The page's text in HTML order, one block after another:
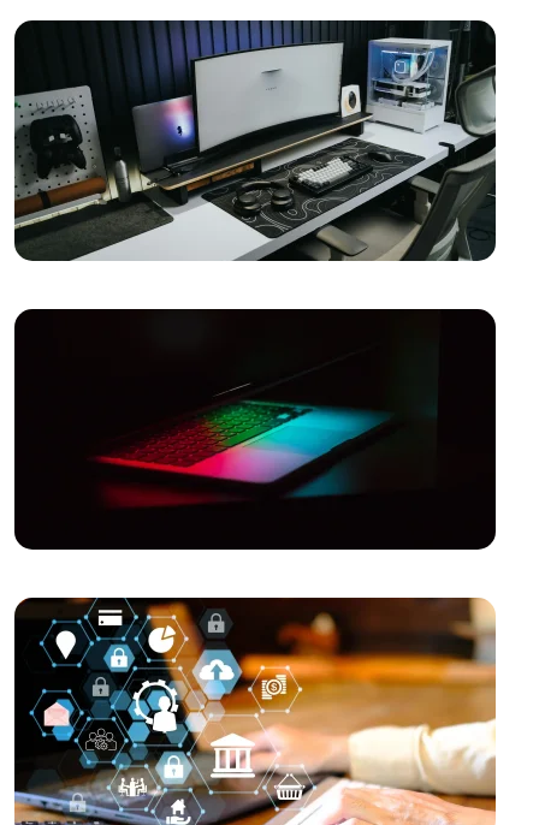
Kinojo Terapisi Uzmanı Web Sitesi Tasarımı: Başarılı
Bir Online İmaj Oluşturmanın Yolları!
Etkinlik Organizasyon Web Sitesi Tasarımı: Sıradışı ve
Etkileyici Projeler İçin Profesyonel Çözümler!
Profesyonel Spor Eğitmeni Web Sitesi Tasarımı İle
Dijital Dünyada Öne Çıkın!
Çiçekçi Web Sitesi Tasarımı: Eşsiz Güzellikleri
ve İşlevsel Bir Web Sitesi Oluşturmanın İpuçları
Profesyonel Yapı Denetim Firması Web Sitesi
Tasarımı: Başarıya Giden Yol
Profesyonel Web Sitesi Tasarımı
Yazar Web Sitesi Tasarımı: Profesyonel ve Etkileyici
Bir İmaj İçin İhtiyacınız Olan Her Şey!
Mücevherat Satıcısı Web Sitesi Tasarımı: Profesyonel
ve Etkili Çözümler
Diyetisyen Web Sitesi Tasarımı: Başarılı Bir Diyetisyen
İçin Online Varlık Oluşturmanın Yolları